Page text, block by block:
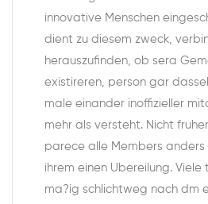
innovative Menschen
dient zu diesem zweck,
herauszufinden, ob sera
existireren, person gar
male einander inoffizieller
mehr als versteht. Nicht
parece alle Members
ihrem einen Ubereilung.
ma?ig schlichtweg nach dm